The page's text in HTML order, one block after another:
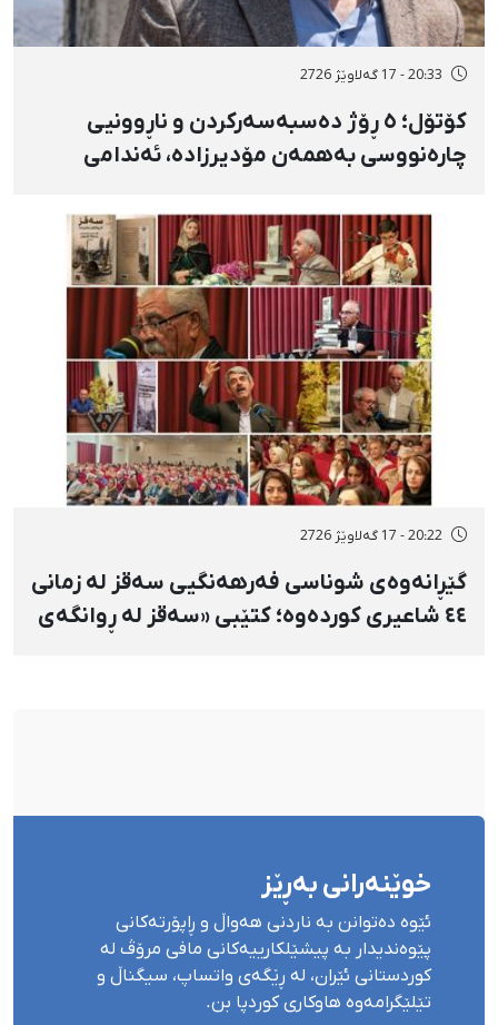
20:33 - 17 گەلاوێژ 2726
کۆتۆل؛ ٥ ڕۆژ دەسبەسەرکردن و ناڕوونیی
چارەنووسی بەهمەن مۆدیرزادە، ئەندامی
لە دژی لەسێدارەدان
20:22 - 17 گەلاوێژ 2726
گێڕانەوەی شوناسی فەرهەنگیی سەقز لە زمانی
٤٤ شاعیری کوردەوە؛ کتێبی «سەقز لە ڕوانگەی
خوێنەرانی بەڕێز
ئێوە دەتوانن بە ناردنی هەواڵ و ڕاپۆرتەکانی
پێوەندیدار بە پیشێلکارییەکانی مافی مرۆڤ لە
کوردستانی ئێران، لە ڕێگەی واتساپ، سیگناڵ و
تێلێگرامەوە هاوکاری کوردپا بن.